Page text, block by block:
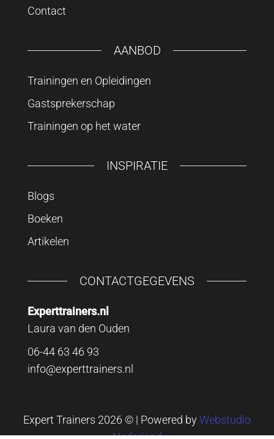
Contact
AANBOD
Trainingen en Opleidingen
Gastsprekerschap
Trainingen op het water
INSPIRATIE
Blogs
Boeken
Artikelen
CONTACTGEGEVENS
Experttrainers.nl
Laura van den Ouden
06-44 63 46 93
info@experttrainers.nl
Expert Trainers 2026 © | Powered byWebstudio